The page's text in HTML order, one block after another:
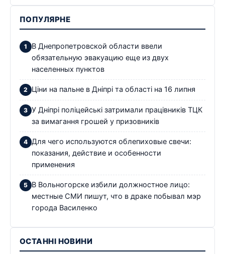
ПОПУЛЯРНЕ
В Днепропетровской области ввели
обязательную эвакуацию еще из двух
населенных пунктов
Ціни на пальне в Дніпрі та області на 16 липня
У Дніпрі поліцейські затримали працівників ТЦК
за вимагання грошей у призовників
Для чего используются облепиховые свечи:
показания, действие и особенности
применения
В Вольногорске избили должностное лицо:
местные СМИ пишут, что в драке побывал мэр
города Василенко
ОСТАННІ НОВИНИ